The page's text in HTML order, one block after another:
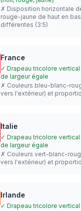
✗ Disposition horizontale
rouge-jaune de haut en
différentes (3:5)
France
✓ Drapeau tricolore
de largeur égale
✗ Couleurs bleu-blanc-
vers l'extérieur) et
Italie
✓ Drapeau tricolore
de largeur égale
✗ Couleurs vert-blanc-
vers l'extérieur) et
Irlande
✓ Drapeau tricolore